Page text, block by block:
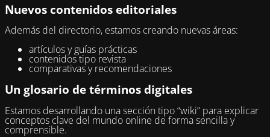
Nuevos contenidos editoriales
Además del directorio, estamos creando nuevas áreas:
artículos y guías prácticas
contenidos tipo revista
comparativas y recomendaciones
Un glosario de términos digitales
Estamos desarrollando una sección tipo “wiki” para explicar
conceptos clave del mundo online de forma sencilla y
comprensible.